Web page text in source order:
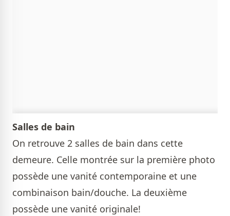
Salles de bain
On retrouve 2 salles de bain dans cette
demeure. Celle montrée sur la première photo
possède une vanité contemporaine et une
combinaison bain/douche. La deuxième
possède une vanité originale!